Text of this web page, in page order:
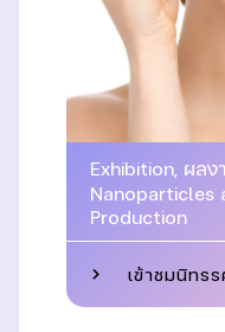
Exhibition, ผลง
Nanoparticles
Production
เข้าชมนิทรร